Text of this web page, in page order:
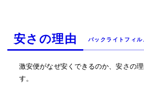
安さの理由 バックライトフィル
激安便がなぜ安くできるのか、安さの
す。